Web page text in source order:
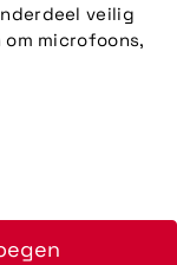
veilig
microfoons,